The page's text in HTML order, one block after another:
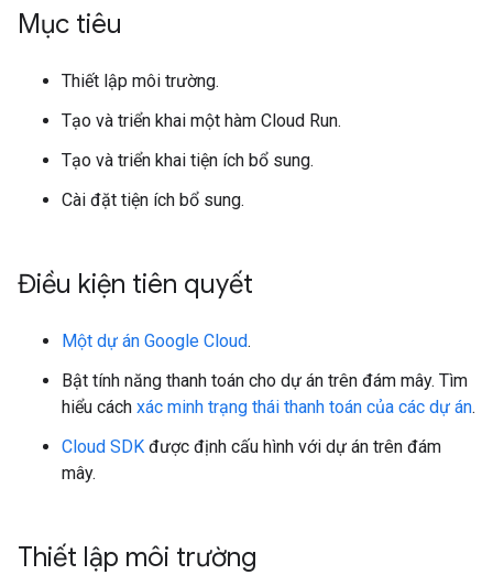
Mục tiêu
Thiết lập môi trường.
Tạo và triển khai một hàm Cloud Run.
Tạo và triển khai tiện ích bổ sung.
Cài đặt tiện ích bổ sung.
Điều kiện tiên quyết
Một dự án Google Cloud.
Bật tính năng thanh toán cho dự án trên đám mây. Tìm
hiểu cách xác minh trạng thái thanh toán của các dự án.
Cloud SDK được định cấu hình với dự án trên đám
mây.
Thiết lập môi trường